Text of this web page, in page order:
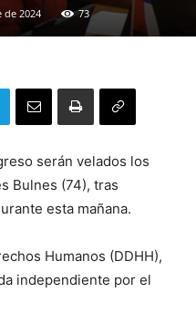
de 2024 73
serán velados los
Bulnes (74), tras
esta mañana.
Humanos (DDHH),
independiente por el